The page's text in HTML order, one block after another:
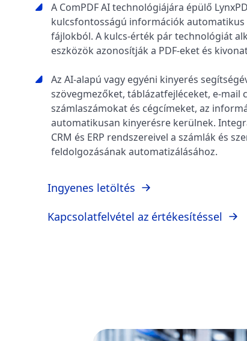
A ComPDF AI technológiájára épülő
kulcsfontosságú információk automatikus
fájlokból. A kulcs-érték pár technológiát
eszközök azonosítják a PDF-eket és
Az AI-alapú vagy egyéni kinyerés
szövegmezőket, táblázatfejléceket, e-mail
számlaszámokat és cégcímeket, az
automatikusan kinyerésre kerülnek.
CRM és ERP rendszereivel a számlák és
feldolgozásának automatizálásához.
Ingyenes letöltés
Kapcsolatfelvétel az értékesítéssel